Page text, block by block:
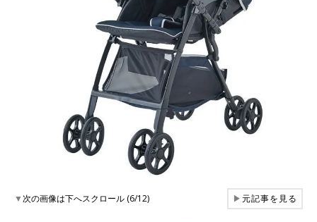
▼次の画像は下へスクロール (6/12) ▶元記事を見る